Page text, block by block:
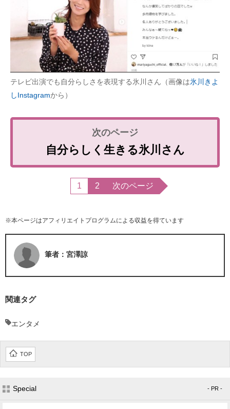
テレビ出演でも自分らしさを表現する氷川さん（画像は氷川きよ
しInstagramから）
自分らしく生きる氷川さん
1 2 次のページ
※本ページはアフィリエイトプログラムによる収益を得ています
筆者：宮澤諒
関連タグ
エンタメ
TOP
Special - PR -